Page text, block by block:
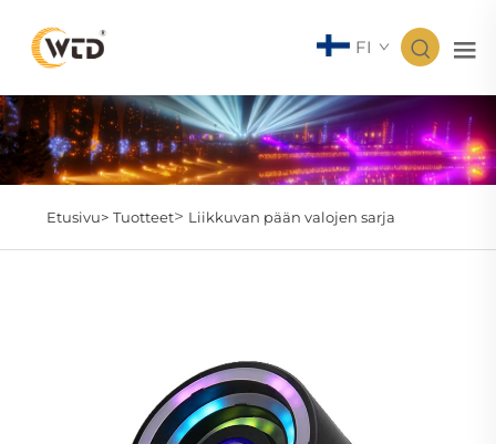
FI
Etusivu> Tuotteet> Liikkuvan pään valojen sarja